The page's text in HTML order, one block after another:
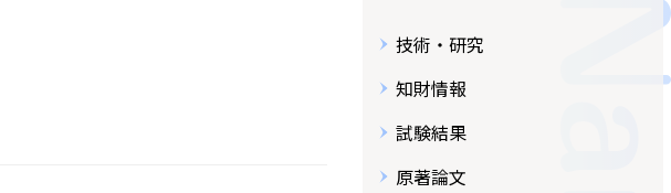
技術・研究
知財情報
試験結果
原著論文